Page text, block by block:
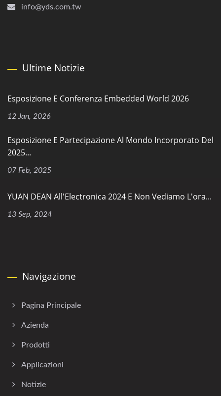
info@yds.com.tw
Ultime Notizie
Esposizione E Conferenza Embedded World 2026
12 Jan, 2026
Esposizione E Partecipazione Al Mondo Incorporato Del
2025...
07 Feb, 2025
YUAN DEAN All'Electronica 2024 E Non Vediamo L'ora...
13 Sep, 2024
Navigazione
Pagina Principale
Azienda
Prodotti
Applicazioni
Notizie